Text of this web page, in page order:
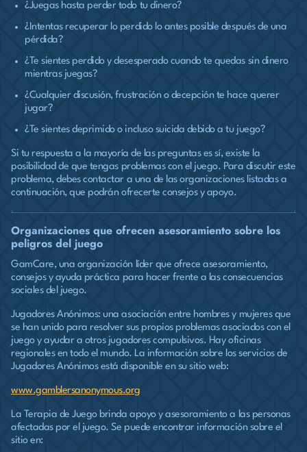
¿Juegas hasta perder todo tu dinero?
¿Intentas recuperar lo perdido lo antes posible después de una
pérdida?
¿Te sientes perdido y desesperado cuando te quedas sin dinero
mientras juegas?
¿Cualquier discusión, frustración o decepción te hace querer
jugar?
¿Te sientes deprimido o incluso suicida debido a tu juego?
Si tu respuesta a la mayoría de las preguntas es sí, existe la
posibilidad de que tengas problemas con el juego. Para discutir este
problema, debes contactar a una de las organizaciones listadas a
continuación, que podrán ofrecerte consejos y apoyo.
Organizaciones que ofrecen asesoramiento sobre los
peligros del juego
GamCare, una organización líder que ofrece asesoramiento,
consejos y ayuda práctica para hacer frente a las consecuencias
sociales del juego.
Jugadores Anónimos: una asociación entre hombres y mujeres que
se han unido para resolver sus propios problemas asociados con el
juego y ayudar a otros jugadores compulsivos. Hay oficinas
regionales en todo el mundo. La información sobre los servicios de
Jugadores Anónimos está disponible en su sitio web:
www.gamblersanonymous.org
La Terapia de Juego brinda apoyo y asesoramiento a las personas
afectadas por el juego. Se puede encontrar información sobre el
sitio en: